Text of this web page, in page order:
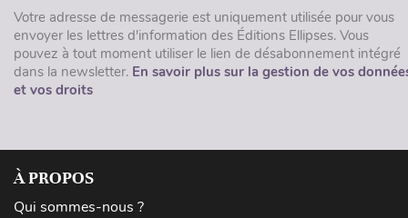
Votre adresse de messagerie est uniquement utilisée pour vous
envoyer les lettres d'information des Éditions Ellipses. Vous
pouvez à tout moment utiliser le lien de désabonnement intégré
dans la newsletter. En savoir plus sur la gestion de vos
et vos droits
À PROPOS
Qui sommes-nous ?